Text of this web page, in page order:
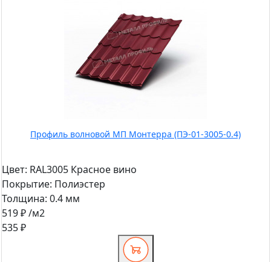
Профиль волновой МП Монтерра (ПЭ-01-3005-0.4)
Цвет: RAL3005 Красное вино
Покрытие: Полиэстер
Толщина: 0.4 мм
519 ₽/м2
535 ₽